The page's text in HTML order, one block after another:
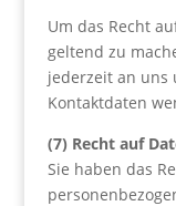
Um das Recht
geltend zu
jederzeit an uns
Kontaktdaten
(7) Recht auf
Sie haben das